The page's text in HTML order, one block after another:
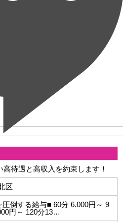
待遇と高収入を約束します！
区
圧倒する給与■ 60分 6.000円～ 9
円～ 120分13…